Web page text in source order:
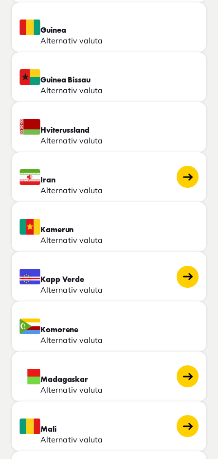
Guinea
Alternativ valuta
Guinea Bissau
Alternativ valuta
Hviterussland
Alternativ valuta
Iran
Alternativ valuta
Kamerun
Alternativ valuta
Kapp Verde
Alternativ valuta
Komorene
Alternativ valuta
Madagaskar
Alternativ valuta
Mali
Alternativ valuta